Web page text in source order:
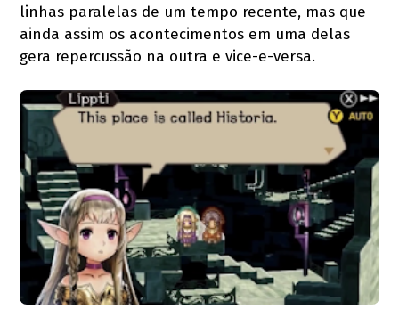
linhas paralelas de um tempo recente, mas que
ainda assim os acontecimentos em uma delas
gera repercussão na outra e vice-e-versa.